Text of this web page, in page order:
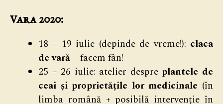
Vara 2020:
18 – 19 iulie (depinde de vreme!): claca
de vară – facem fân!
25 – 26 iulie: atelier despre plantele de
ceai și proprietățile lor medicinale (în
limba română + posibilă intervenție în